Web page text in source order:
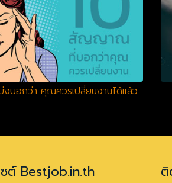
อกว่า คุณควรเปลี่ยนงานได้แล้ว
ซต์ Bestjob.in.th ติ